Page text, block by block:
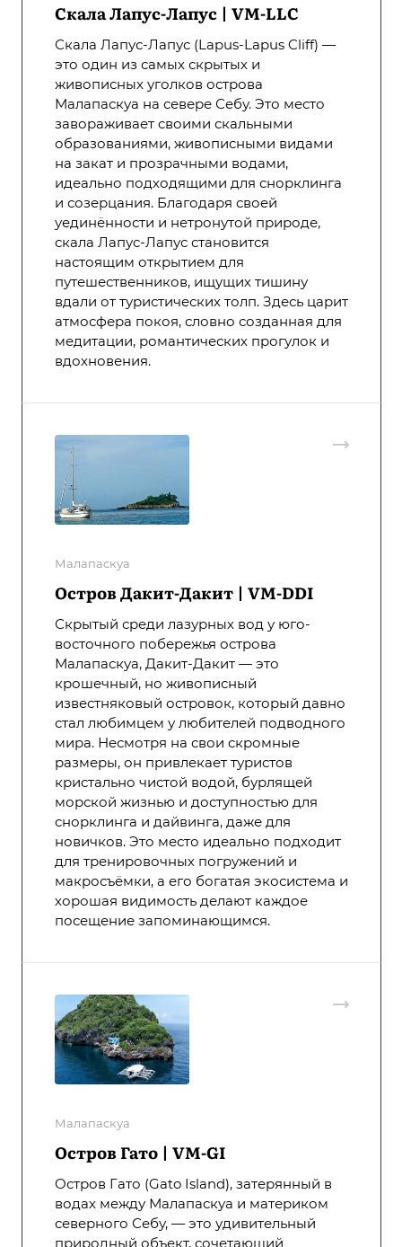
Скала Лапус-Лапус | VM-LLC
Скала Лапус-Лапус (Lapus-Lapus Cliff) —
это один из самых скрытых и
живописных уголков острова
Малапаскуа на севере Себу. Это место
завораживает своими скальными
образованиями, живописными видами
на закат и прозрачными водами,
идеально подходящими для снорклинга
и созерцания. Благодаря своей
уединённости и нетронутой природе,
скала Лапус-Лапус становится
настоящим открытием для
путешественников, ищущих тишину
вдали от туристических толп. Здесь царит
атмосфера покоя, словно созданная для
медитации, романтических прогулок и
вдохновения.
Малапаскуа
Остров Дакит-Дакит | VM-DDI
Скрытый среди лазурных вод у юго-
восточного побережья острова
Малапаскуа, Дакит-Дакит — это
крошечный, но живописный
известняковый островок, который давно
стал любимцем у любителей подводного
мира. Несмотря на свои скромные
размеры, он привлекает туристов
кристально чистой водой, бурлящей
морской жизнью и доступностью для
снорклинга и дайвинга, даже для
новичков. Это место идеально подходит
для тренировочных погружений и
макросъёмки, а его богатая экосистема и
хорошая видимость делают каждое
посещение запоминающимся.
Малапаскуа
Остров Гато | VM-GI
Остров Гато (Gato Island), затерянный в
водах между Малапаскуа и материком
северного Себу, — это удивительный
природный объект, сочетающий